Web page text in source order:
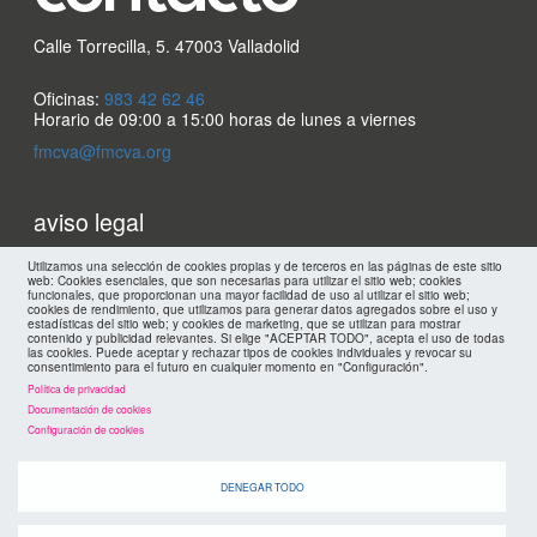
Utilizamos una selección de cookies propias y de terceros en las páginas de este sitio
web: Cookies esenciales, que son necesarias para utilizar el sitio web; cookies
funcionales, que proporcionan una mayor facilidad de uso al utilizar el sitio web;
cookies de rendimiento, que utilizamos para generar datos agregados sobre el uso y
estadísticas del sitio web; y cookies de marketing, que se utilizan para mostrar
contenido y publicidad relevantes. Si elige "ACEPTAR TODO", acepta el uso de todas
las cookies. Puede aceptar y rechazar tipos de cookies individuales y revocar su
consentimiento para el futuro en cualquier momento en "Configuración".
Política de privacidad
Documentación de cookies
Configuración de cookies
DENEGAR TODO
Calle Torrecilla, 5. 47003 Valladolid
Oficinas: 983 42 62 46
Horario de 09:00 a 15:00 horas de lunes a viernes
fmcva@fmcva.org
Menu
footer
FMC
aviso legal
mapa web
políticas de privacidad
cookies